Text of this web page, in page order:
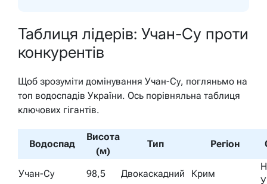
Таблиця лідерів: Учан-Су проти
конкурентів
Щоб зрозуміти домінування Учан-Су, погляньмо на
топ водоспадів України. Ось порівняльна таблиця
ключових гігантів.
Водоспад
Висота
(м)
Тип Регіон
Учан-Су 98,5 Двокаскадний Крим